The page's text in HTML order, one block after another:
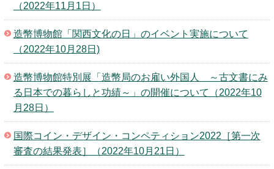
（2022年11月1日）
造幣博物館「関西文化の日」のイベント実施について
（2022年10月28日)
造幣博物館特別展「造幣局のお雇い外国人 ～古文書にみ
る日本での暮らしと功績～」の開催について（2022年10
月28日）
国際コイン・デザイン・コンペティション2022［第一次
審査の結果発表］（2022年10月21日）